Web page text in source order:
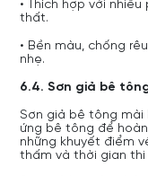
• Thích hợp với
thất.
• Bền màu, chống
nhẹ.
6.4. Sơn giả bê
Sơn giả bê tông mài
ứng bê tông để
những khuyết điểm
thấm và thời gian thi